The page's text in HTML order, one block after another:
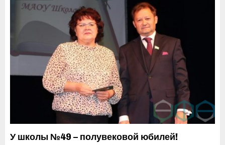
У школы №49 – полувековой юбилей!